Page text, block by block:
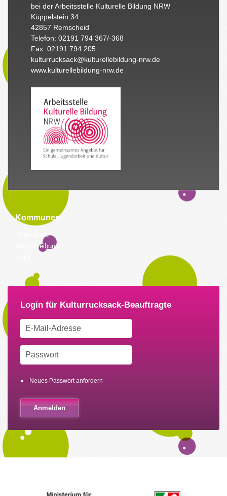
bei der Arbeitsstelle Kulturelle Bildung NRW
Küppelstein 34
42857 Remscheid
Telefon: 02191 794 367/-368
Fax: 02191 794 205
kulturrucksack@kulturellebildung-nrw.de
www.kulturellebildung-nrw.de
Kommunen
Hintergrund
Ausschreibung
Neues Passwort anfordern